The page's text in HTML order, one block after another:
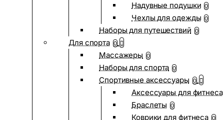
Надувные подушки 0
Чехлы для одежды 0
Наборы для путешествий 0
Для спорта 0
Массажеры 0
Наборы для спорта 0
Спортивные аксессуары 0
Аксессуары для фитнеса
Браслеты 0
Коврики для фитнеса 0